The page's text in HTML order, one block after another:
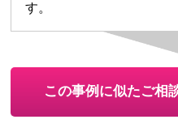
す。
この事例に似たご相